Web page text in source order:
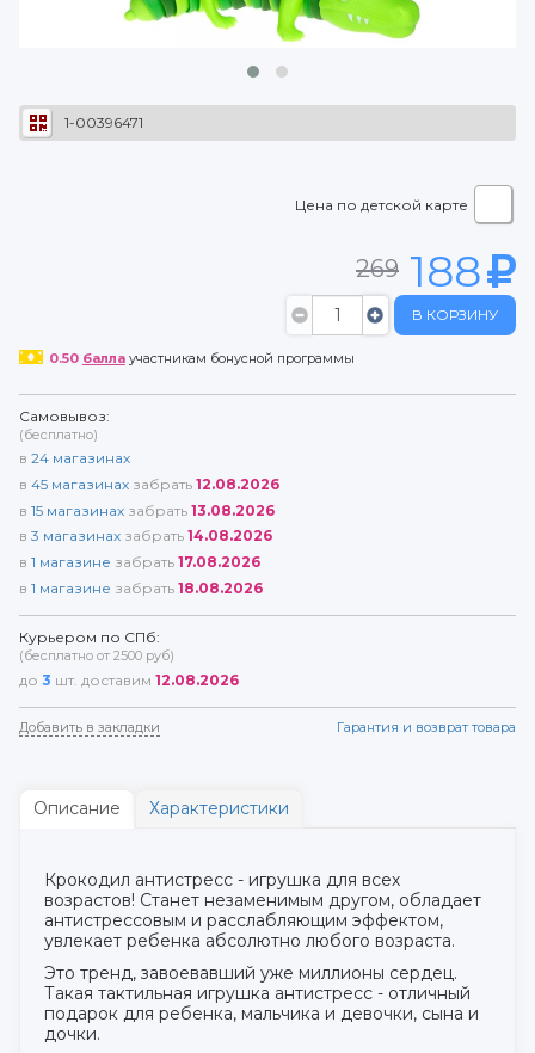
1-00396471
Цена по детской карте
269 188
В КОРЗИНУ
0.50 баллаучастникам бонусной программы
Самовывоз:
(бесплатно)
в 24 магазинах
в 45 магазинах забрать 12.08.2026
в 15 магазинах забрать 13.08.2026
в 3 магазинах забрать 14.08.2026
в 1 магазине забрать 17.08.2026
в 1 магазине забрать 18.08.2026
Курьером по СПб:
(бесплатно от 2500 руб)
до 3 шт. доставим 12.08.2026
Добавить в закладки Гарантия и возврат товара
Описание Характеристики
Крокодил антистресс - игрушка для всех
возрастов! Станет незаменимым другом, обладает
антистрессовым и расслабляющим эффектом,
увлекает ребенка абсолютно любого возраста.
Это тренд, завоевавший уже миллионы сердец.
Такая тактильная игрушка антистресс - отличный
подарок для ребенка, мальчика и девочки, сына и
дочки.